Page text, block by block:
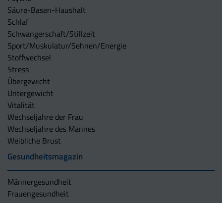
Säure-Basen-Haushalt
Schlaf
Schwangerschaft/Stillzeit
Sport/Muskulatur/Sehnen/Energie
Stoffwechsel
Stress
Übergewicht
Untergewicht
Vitalität
Wechseljahre der Frau
Wechseljahre des Mannes
Weibliche Brust
Gesundheitsmagazin
Männergesundheit
Frauengesundheit